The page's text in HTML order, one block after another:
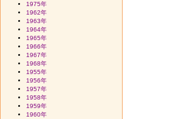
1975年
1962年
1963年
1964年
1965年
1966年
1967年
1968年
1955年
1956年
1957年
1958年
1959年
1960年